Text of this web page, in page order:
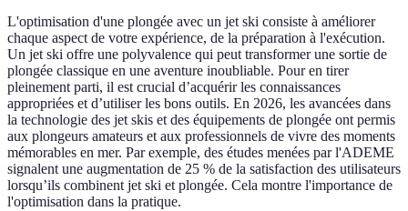
L'optimisation d'une plongée avec un jet ski consiste à améliorer
chaque aspect de votre expérience, de la préparation à l'exécution.
Un jet ski offre une polyvalence qui peut transformer une sortie de
plongée classique en une aventure inoubliable. Pour en tirer
pleinement parti, il est crucial d’acquérir les connaissances
appropriées et d’utiliser les bons outils. En 2026, les avancées dans
la technologie des jet skis et des équipements de plongée ont permis
aux plongeurs amateurs et aux professionnels de vivre des moments
mémorables en mer. Par exemple, des études menées par l'ADEME
signalent une augmentation de 25 % de la satisfaction des utilisateurs
lorsqu’ils combinent jet ski et plongée. Cela montre l'importance de
l'optimisation dans la pratique.